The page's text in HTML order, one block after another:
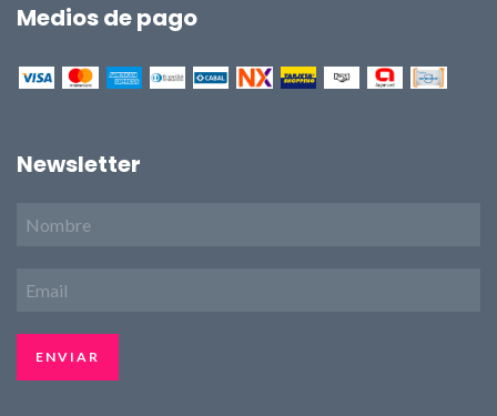
Medios de pago
Newsletter